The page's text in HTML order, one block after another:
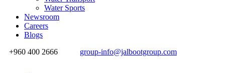
Water Sports
Newsroom
Careers
Blogs
+960 400 2666
group-info@jalbootgroup.com